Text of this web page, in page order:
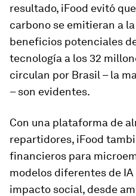
resultado, iFood evitó
carbono se emitieran a
beneficios potenciales
tecnología a los 32
circulan por Brasil – la
– son evidentes.
Con una plataforma de
repartidores, iFood
financieros para
modelos diferentes de
impacto social, desde